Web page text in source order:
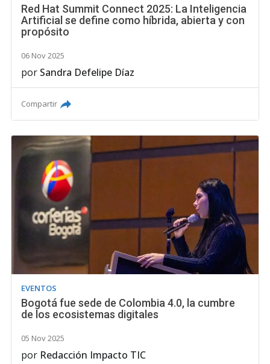
Red Hat Summit Connect 2025: La Inteligencia
Artificial se define como híbrida, abierta y con
propósito
06 Nov 2025
por Sandra Defelipe Díaz
Compartir
EVENTOS
Bogotá fue sede de Colombia 4.0, la cumbre
de los ecosistemas digitales
05 Nov 2025
por Redacción Impacto TIC